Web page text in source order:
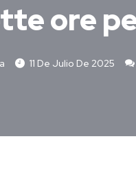
ore
11 De Julio De 2025